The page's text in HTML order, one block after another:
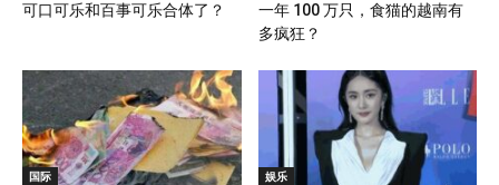
可口可乐和百事可乐合体了？
一年 100 万只，食猫的越南有
多疯狂？
国际 娱乐